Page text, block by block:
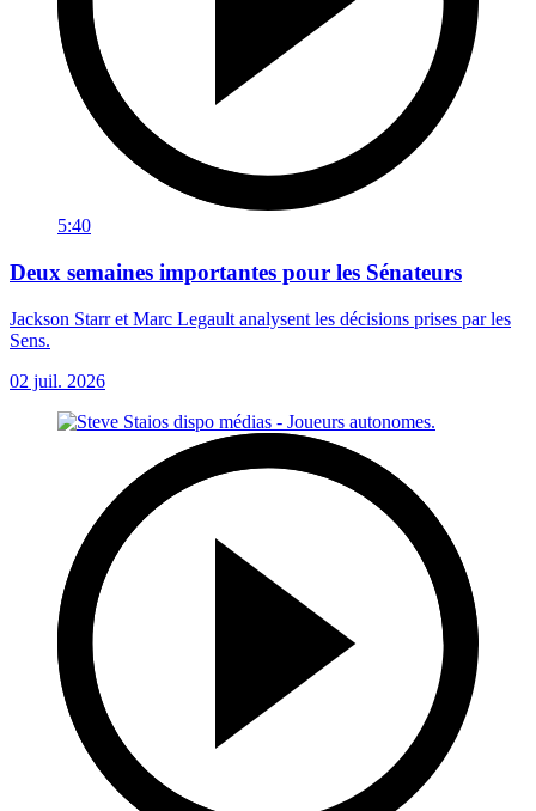
5:40
Deux semaines importantes pour les Sénateurs
Jackson Starr et Marc Legault analysent les décisions prises par les
Sens.
02 juil. 2026